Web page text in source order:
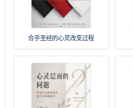
合乎圣经的心灵改变过程